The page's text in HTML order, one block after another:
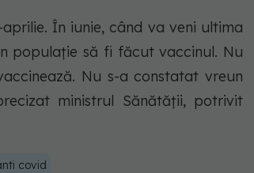
În iunie, când va veni ultima
populaţie să fi făcut vaccinul. Nu
Nu s-a constatat vreun
ministrul Sănătății, potrivit
covid